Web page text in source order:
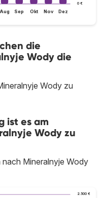
0 €
Aug Sep Okt Nov Dez
die
Wody die
Wody zu
ist es am
Wody zu
Mineralnyje Wody
2.500 €